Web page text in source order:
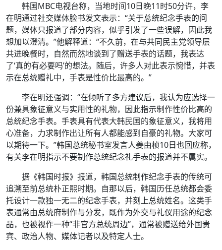
韩国MBC电视台称，当地时间10日晚11时50分许，李
在明通过社交媒体脸书发文表示：“关于总统纪念手表的问
题，媒体只报道了部分内容，似乎引发了一些误解，因此我
想加以澄清。”他解释道：“不久前，在与共同民主党领导层
共进晚餐时，自然而然地谈到了赠送手表的话题，我表达
了‘真的有必要吗’的想法。随后，许多人对此表示惋惜，并表
示在总统赠礼中，手表是性价比最高的。”
李在明还强调：“在倾听了多方建议后，我认为应选择一
份兼具象征意义与实用性的礼物，因此指示制作性价比高的
总统纪念手表。手表具有代表大韩民国的象征意义，我将用
心准备，力求制作出让所有人都能感到自豪的礼物。大家可
以期待一下。”韩国总统秘书室发言人姜由桢10日也回应称，
有关李在明指示不要制作总统纪念礼手表的报道并不属实。
据《韩国时报》报道，韩国总统制作纪念手表的传统可
追溯至前总统朴正熙时期。自那以后，韩国历任总统都会委
托设计一款独一无二的纪念手表，并刻上总统姓名。这类手
表通常由总统府制作与分发，既作为外交与礼仪用途的纪念
品，也被视作一种“非官方总统周边”，通常被赠送给外国贵
宾、政治人物、媒体记者以及特定人士。